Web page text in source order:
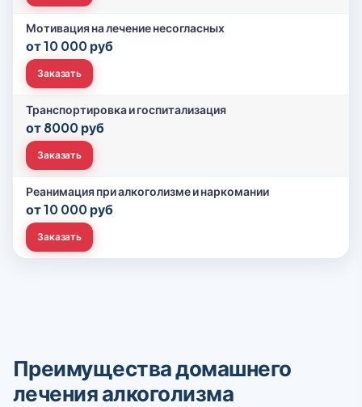
Мотивация на лечение несогласных
от 10 000 руб
Заказать
Транспортировка и госпитализация
от 8000 руб
Заказать
Реанимация при алкоголизме и наркомании
от 10 000 руб
Заказать
Преимущества домашнего
лечения алкоголизма